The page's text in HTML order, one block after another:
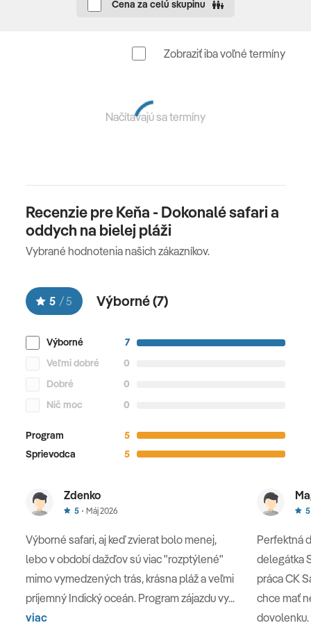
Mzima Springs
a West
TAITA HILLS
Dnes celý deň budeme na safari a budeme pozorovať
nádhernú scenériu krajiny a divočinu.
6. deň
Po skorých raňajkách sa odhlásime z nášho hotela a
zamierime napláž Diani
popoludňajších hodinách. Môžeme dni tráviť slobodne.
Môžeme sa opaľovať, plávať v Indickom oceáne,
drevorezbársku dielňu, kde si môžeme vybrať z
najkrajších ručných prác, aby sme si Keňu vzali domov
poličku položili aj krásnu drevorezbu.
Diani Beach
7. deň
Cena za celú skupinu
Zobraziť iba voľné termíny
Načítavajú sa termíny
Recenzie pre Keňa - Dokonalé safari a
oddych na bielej pláži
Vybrané hodnotenia našich zákazníkov.
5 /5 Výborné (7)
Výborné
7
Veľmi dobré
0
Dobré
0
Nič moc
0
Program
5
Sprievodca
5
Zdenko
5 Máj 2026
Výborné safari, aj keď zvierat bolo menej,
lebo v období dažďov sú viac "rozptýlené"
mimo vymedzených trás, krásna pláž a veľmi
príjemný Indický oceán. Program zájazdu vy...
viac
5
Perfektná
delegátka
práca CK
chce mať
dovolenku.